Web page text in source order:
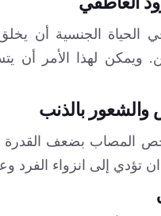
الحياة الجنسية أن
ويمكن لهذا الأمر
والشعور بالذنب
المصاب بضعف القدرة
تؤدي إلى انزواء الفرد